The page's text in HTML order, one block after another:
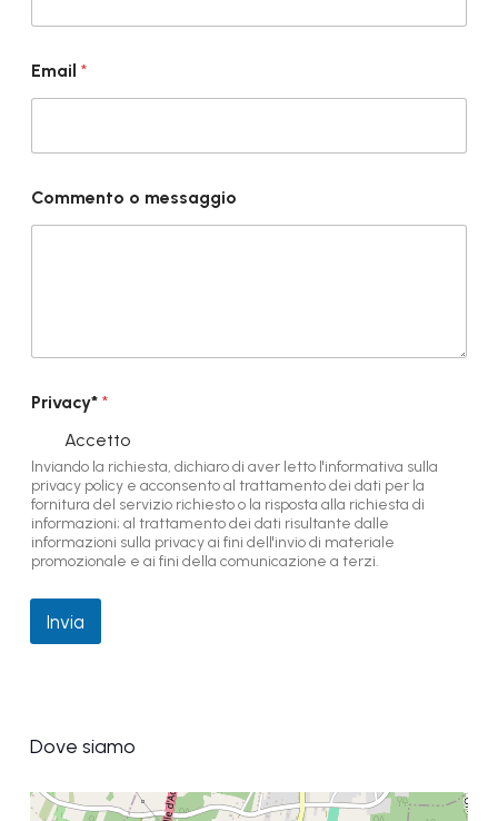
Email *
Commento o messaggio
m
l
P
r
i
v
a
c
*
a
y
*
Privacy* *
Accetto
Inviando la richiesta, dichiaro di aver letto l'informativa sulla
privacy policy e acconsento al trattamento dei dati per la
fornitura del servizio richiesto o la risposta alla richiesta di
informazioni; al trattamento dei dati risultante dalle
informazioni sulla privacy ai fini dell'invio di materiale
promozionale e ai fini della comunicazione a terzi.
Invia
Dove siamo